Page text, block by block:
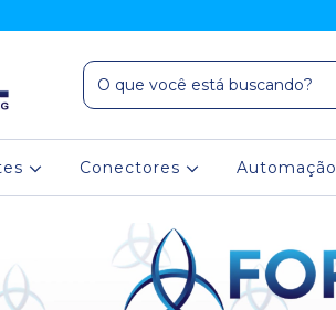
Conectores Automação